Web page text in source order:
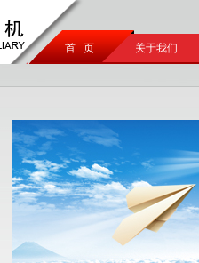
首 页 关于我们